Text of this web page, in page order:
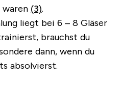
(3).
liegt bei 6 – 8 Gläser
brauchst du
dann, wenn du
absolvierst.